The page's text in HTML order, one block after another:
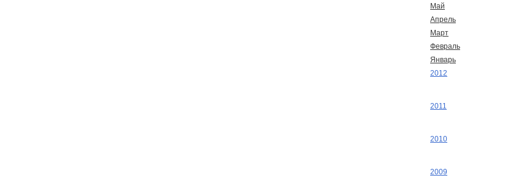
Май
Апрель
Март
Февраль
Январь
2012
2011
2010
2009